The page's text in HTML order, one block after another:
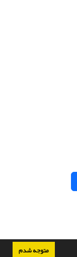
متوجه شدم